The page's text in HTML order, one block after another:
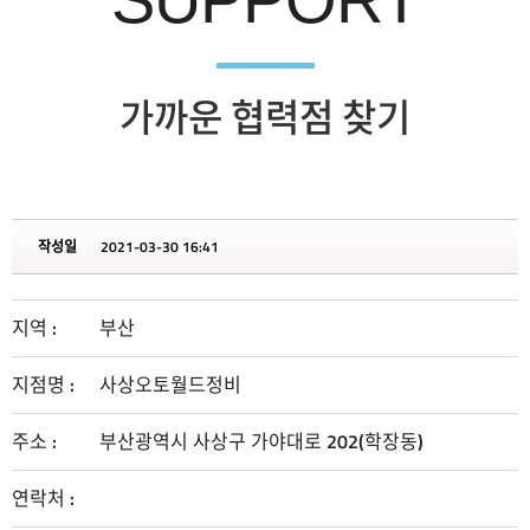
가까운 협력점 찾기
작성일 2021-03-30 16:41
지역 :
부산
지점명 :
사상오토월드정비
주소 :
부산광역시 사상구 가야대로 202(학장동)
연락처 :